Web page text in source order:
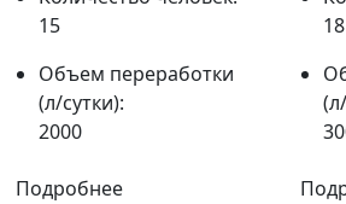
15
Объем переработки
(л/сутки):
2000
Подробнее
18